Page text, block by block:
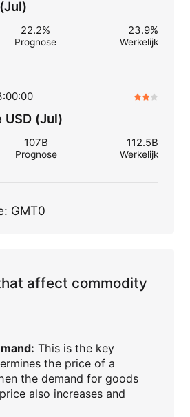
22.2%
Prognose
23.9%
Werkelijk
USD (Jul)
107B
Prognose
112.5B
Werkelijk
GMT0
affect commodity
This is the key
the price of a
the demand for goods
also increases and